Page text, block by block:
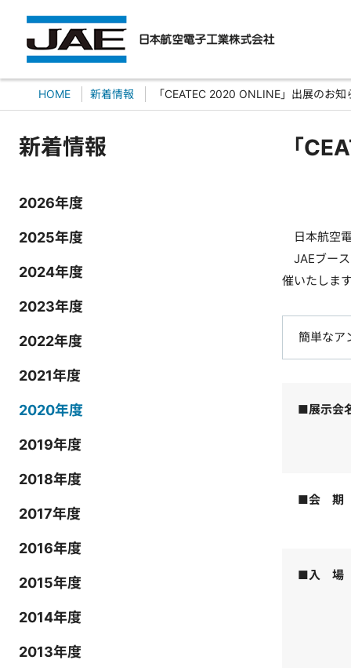
HOME 新着情報 「CEATEC 2020 ONLINE」出展のお知
新着情報
2026年度
2025年度
2024年度
2023年度
2022年度
2021年度
2020年度
2019年度
2018年度
2017年度
2016年度
2015年度
2014年度
2013年度
「
日本航空
JAEブース
催いたしま
簡単なア
■展示会
■会 期
■入 場